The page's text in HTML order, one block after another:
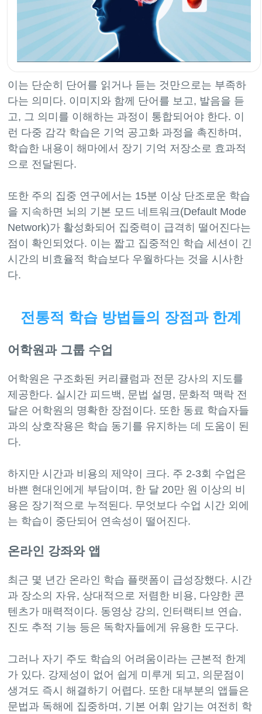
이는 단순히 단어를 읽거나 듣는 것만으로는 부족하
다는 의미다. 이미지와 함께 단어를 보고, 발음을 듣
고, 그 의미를 이해하는 과정이 통합되어야 한다. 이
런 다중 감각 학습은 기억 공고화 과정을 촉진하며,
학습한 내용이 해마에서 장기 기억 저장소로 효과적
으로 전달된다.
또한 주의 집중 연구에서는 15분 이상 단조로운 학습
을 지속하면 뇌의 기본 모드 네트워크(Default Mode
Network)가 활성화되어 집중력이 급격히 떨어진다는
점이 확인되었다. 이는 짧고 집중적인 학습 세션이 긴
시간의 비효율적 학습보다 우월하다는 것을 시사한
전통적 학습 방법들의 장점과 한계
어학원과 그룹 수업
어학원은 구조화된 커리큘럼과 전문 강사의 지도를
제공한다. 실시간 피드백, 문법 설명, 문화적 맥락 전
달은 어학원의 명확한 장점이다. 또한 동료 학습자들
과의 상호작용은 학습 동기를 유지하는 데 도움이 된
다.
하지만 시간과 비용의 제약이 크다. 주 2-3회 수업은
바쁜 현대인에게 부담이며, 한 달 20만 원 이상의 비
용은 장기적으로 누적된다. 무엇보다 수업 시간 외에
온라인 강좌와 앱
최근 몇 년간 온라인 학습 플랫폼이 급성장했다. 시간
과 장소의 자유, 상대적으로 저렴한 비용, 다양한 콘
텐츠가 매력적이다. 동영상 강의, 인터랙티브 연습,
진도 추적 기능 등은 독학자들에게 유용한 도구다.
그러나 자기 주도 학습의 어려움이라는 근본적 한계
가 있다. 강제성이 없어 쉽게 미루게 되고, 의문점이
생겨도 즉시 해결하기 어렵다. 또한 대부분의 앱들은
문법과 독해에 집중하며, 기본 어휘 암기는 여전히 학